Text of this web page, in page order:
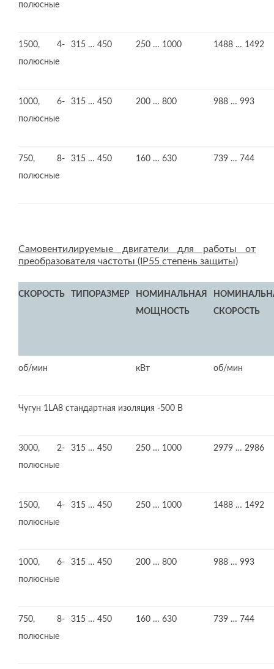
полюсные
1500, 4-
полюсные
315 … 450 250 … 1000 1488 … 1492
1000, 6-
полюсные
315 … 450 200 … 800 988 … 993
750, 8-
полюсные
315 … 450 160 … 630 739 … 744
Самовентилируемые двигатели для работы от
преобразователя частоты (IP55 степень защиты)
СКОРОСТЬ ТИПОРАЗМЕР
НОМИНАЛЬНАЯ
МОЩНОСТЬ
СКОРОСТЬ
об/мин кВт об/мин
Чугун 1LA8 стандартная изоляция -500 В
3000, 2-
полюсные
315 … 450 250 … 1000 2979 … 2986
1500, 4-
полюсные
315 … 450 250 … 1000 1488 … 1492
1000, 6-
полюсные
315 … 450 200 … 800 988 … 993
750, 8-
полюсные
315 … 450 160 … 630 739 … 744